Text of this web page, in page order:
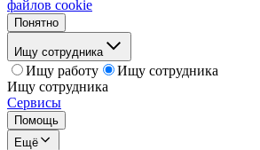
файлов cookie
Понятно
Ищу сотрудника
Ищу работу
Ищу сотрудника
Ищу сотрудника
Сервисы
Помощь
Ещё